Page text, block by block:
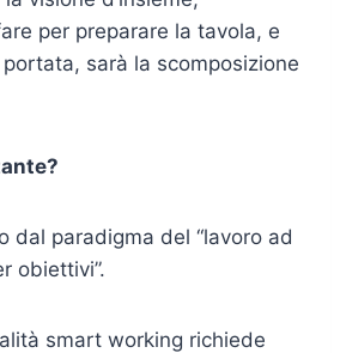
per preparare la tavola, e
sarà la scomposizione
dal paradigma del “lavoro ad
obiettivi”.
smart working richiede